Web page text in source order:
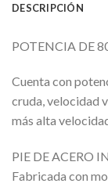
DESCRIPCIÓN
POTENCIA DE
Cuenta con
cruda, velocidad
más alta
PIE DE ACERO
Fabricada con